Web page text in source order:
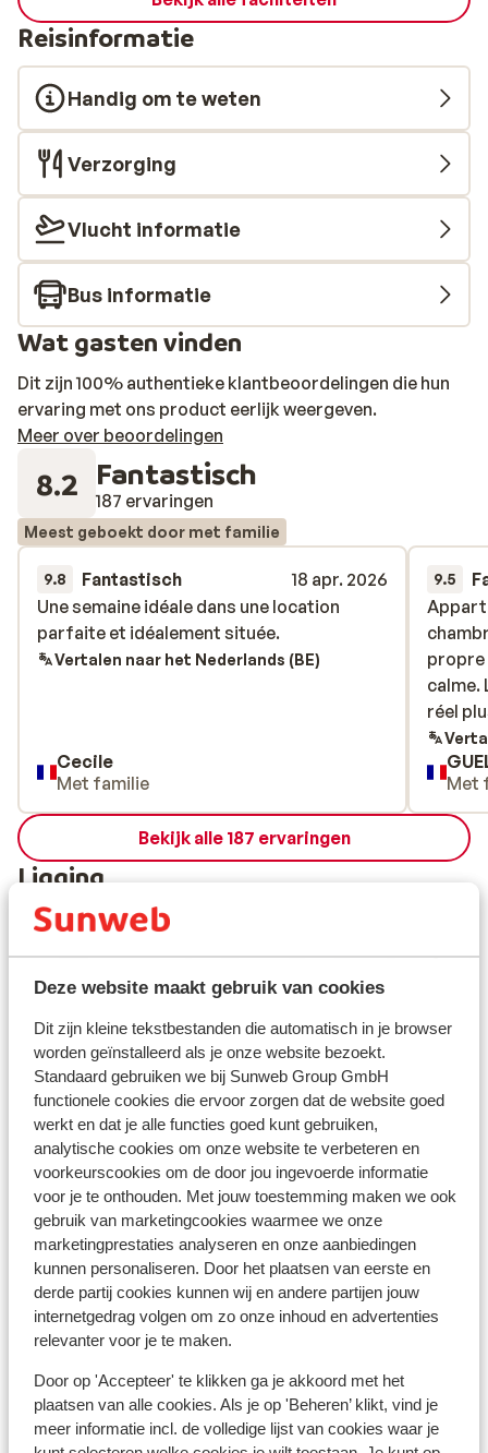
Deze website maakt gebruik van cookies
Dit zijn kleine tekstbestanden die automatisch in je browser
worden geïnstalleerd als je onze website bezoekt.
Standaard gebruiken we bij Sunweb Group GmbH
functionele cookies die ervoor zorgen dat de website goed
werkt en dat je alle functies goed kunt gebruiken,
analytische cookies om onze website te verbeteren en
voorkeurscookies om de door jou ingevoerde informatie
voor je te onthouden. Met jouw toestemming maken we ook
gebruik van marketingcookies waarmee we onze
marketingprestaties analyseren en onze aanbiedingen
kunnen personaliseren. Door het plaatsen van eerste en
derde partij cookies kunnen wij en andere partijen jouw
internetgedrag volgen om zo onze inhoud en advertenties
relevanter voor je te maken.
Door op 'Accepteer' te klikken ga je akkoord met het
plaatsen van alle cookies. Als je op 'Beheren’ klikt, vind je
meer informatie incl. de volledige lijst van cookies waar je
Reisinformatie
Handig om te weten
Verzorging
Vlucht informatie
Bus informatie
Wat gasten vinden
Dit zijn 100% authentieke klantbeoordelingen die hun
ervaring met ons product eerlijk weergeven.
Meer over beoordelingen
8.2 Fantastisch
187 ervaringen
Meest geboekt door met familie
9.8 Fantastisch
18 apr. 2026
Une semaine idéale dans une location
parfaite et idéalement située.
Une semaine idéale dans une location
parfaite et idéalement située.
Vertalen naar het Nederlands (BE)
Cecile
Met familie
9.5
propre
calme.
réel
propre
calme.
réel
Met
Bekijk alle 187 ervaringen
Ligging
Bekijk op kaart
Afstanden
Centrum: 750 m
Skipiste: 0 m
Direct aan de skipiste
Skilift: 250 m
Skipas, -les en verhuur
Skipas
Skilessen